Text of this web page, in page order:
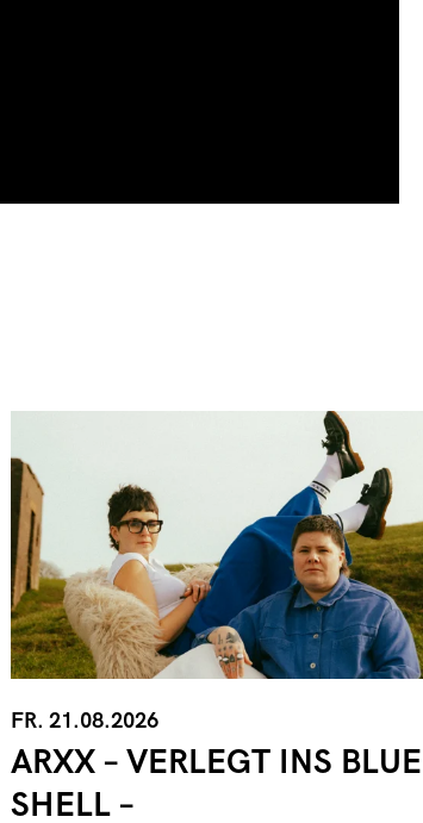
FR. 21.08.2026
ARXX – VERLEGT INS BLUE
SHELL –